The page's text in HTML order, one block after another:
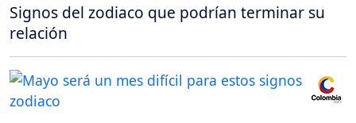
Signos del zodiaco que podrían terminar su
relación